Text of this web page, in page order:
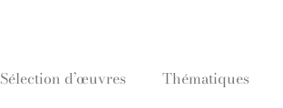
Sélection d’œuvres Thématiques